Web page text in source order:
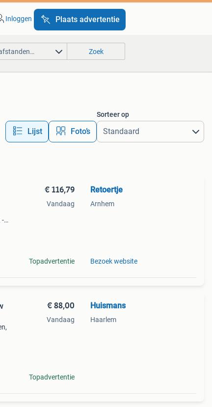
Inloggen Plaats advertentie
Zoek
Lijst Foto’s
Sorteer op
-
€ 116,79
Vandaag
Topadvertentie
Retoertje
Arnhem
Bezoek website
€ 88,00
Vandaag
Topadvertentie
Huismans
Haarlem